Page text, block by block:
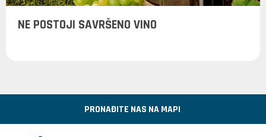
NE POSTOJI SAVRŠENO VINO
PRONAĐITE NAS NA MAPI